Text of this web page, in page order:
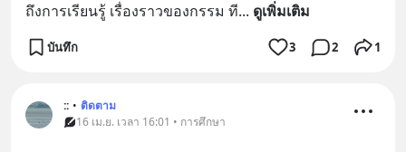
ถึงการเรียนรู้ เรื่องราวของกรรม ที... ดูเพิ่มเติม
บันทึก 3 2 1
:: • ติดตาม
16 เม.ย. เวลา 16:01 • การศึกษา